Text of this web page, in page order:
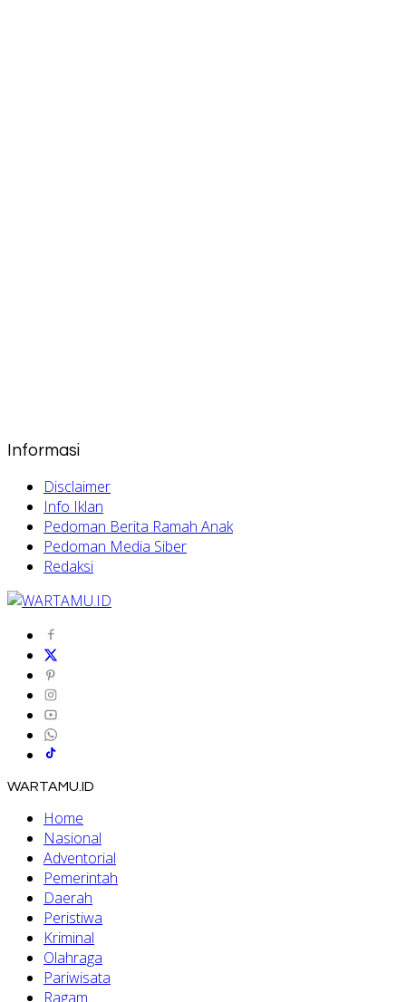
Informasi
Disclaimer
Info Iklan
Pedoman Berita Ramah Anak
Pedoman Media Siber
Redaksi
WARTAMU.ID
Home
Nasional
Adventorial
Pemerintah
Daerah
Peristiwa
Kriminal
Olahraga
Pariwisata
Ragam